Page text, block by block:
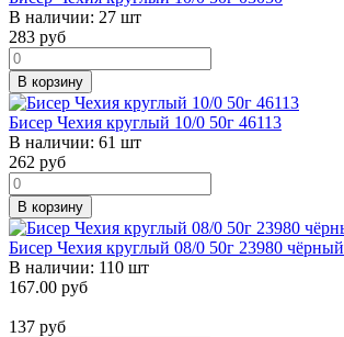
В наличии: 27 шт
283 руб
В корзину
Бисер Чехия круглый 10/0 50г 46113
В наличии: 61 шт
262 руб
В корзину
Бисер Чехия круглый 08/0 50г 23980 чёрный
В наличии: 110 шт
167.00 руб
137 руб